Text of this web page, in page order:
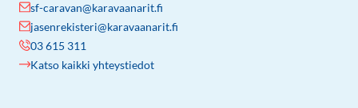
sf-caravan@karavaanarit.fi
jasenrekisteri@karavaanarit.fi
03 615 311
Katso kaikki yhteystiedot